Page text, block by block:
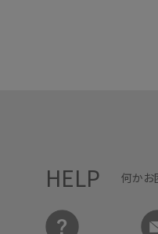
HELP 何かお